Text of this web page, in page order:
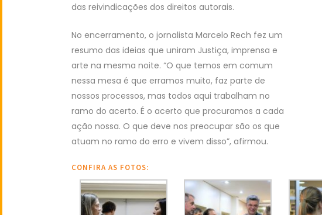
das reivindicações dos direitos autorais.
No encerramento, o jornalista Marcelo Rech fez um
resumo das ideias que uniram Justiça, imprensa e
arte na mesma noite. “O que temos em comum
nessa mesa é que erramos muito, faz parte de nossos
ramo do acerto. É o acerto que procuramos a cada ação
que atuam no ramo do erro e vivem disso”, afirmou.
CONFIRA AS FOTOS: